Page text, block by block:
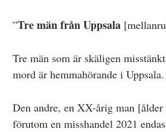
”Tre män från Uppsala
Tre män som är skäligen
mord är hemmahörande i
Den andre, en XX-årig man
förutom en misshandel 2021